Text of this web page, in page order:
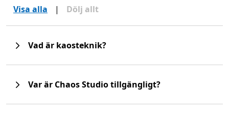
Visa alla | Dölj allt
Vad är kaosteknik?
Var är Chaos Studio tillgängligt?